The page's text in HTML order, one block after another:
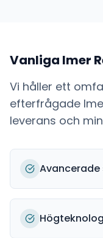
Vanliga Imer
Vi håller ett
efterfrågade
leverans och